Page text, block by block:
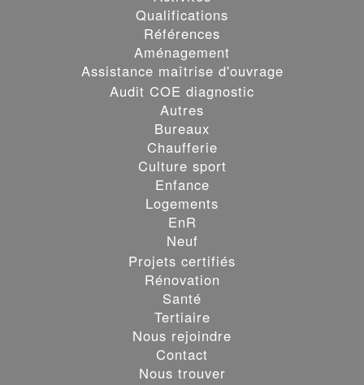
Qualifications
Références
Aménagement
Assistance maîtrise d'ouvrage
Audit COE diagnostic
Autres
Bureaux
Chaufferie
Culture sport
Enfance
Logements
EnR
Neuf
Projets certifiés
Rénovation
Santé
Tertiaire
Nous rejoindre
Contact
Nous trouver